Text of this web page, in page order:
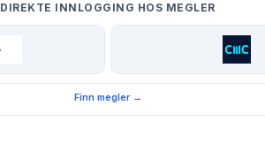
DIREKTE INNLOGGING HOS MEGLER
Finn megler →